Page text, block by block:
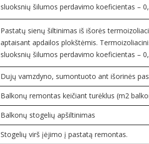
sluoksnių šilumos perdavimo koeficientas –
Pastatų sienų šiltinimas iš išorės
aptaisant apdailos plokštėmis.
sluoksnių šilumos perdavimo koeficientas –
Dujų vamzdyno, sumontuoto ant išorinės
Balkonų remontas keičiant turėklus (m2
Balkonų stogelių apšiltinimas
Stogelių virš įėjimo į pastatą remontas.